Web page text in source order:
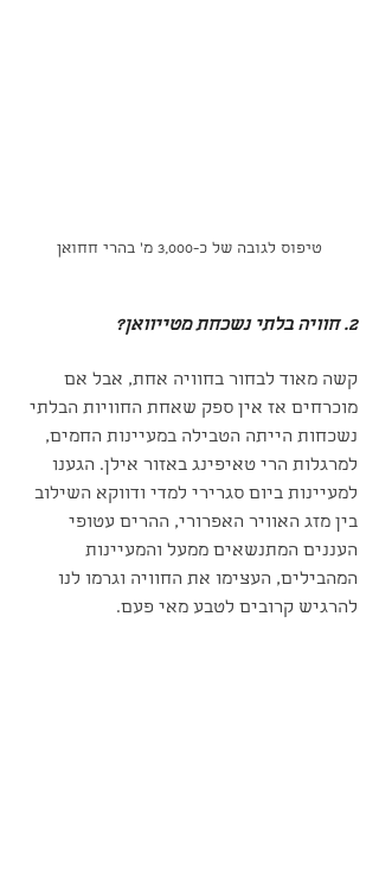
טיפוס לגובה של כ-3,000 מ' בהרי חחואן
2. חוויה בלתי נשכחת מטייוואן?
קשה מאוד לבחור בחוויה אחת, אבל אם
מוכרחים אז אין ספק שאחת החוויות הבלתי
נשכחות הייתה הטבילה במעיינות החמים,
למרגלות הרי טאיפינג באזור אילן. הגענו
למעיינות ביום סגרירי למדי ודווקא השילוב
בין מזג האוויר האפרורי, ההרים עטופי
העננים המתנשאים ממעל והמעיינות
המהבילים, העצימו את החוויה וגרמו לנו
להרגיש קרובים לטבע מאי פעם.